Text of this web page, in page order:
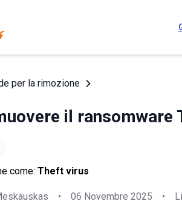
per la rimozione
il ransomware
come: Theft virus
• 06 Novembre 2025 •